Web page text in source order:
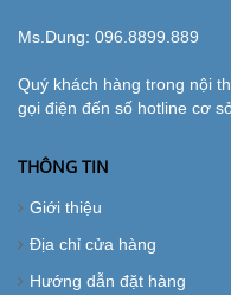
Ms.Dung: 096.8899.889
Quý khách hàng trong nội
gọi điện đến số hotline cơ
THÔNG TIN
Giới thiệu
Địa chỉ cửa hàng
Hướng dẫn đặt hàng